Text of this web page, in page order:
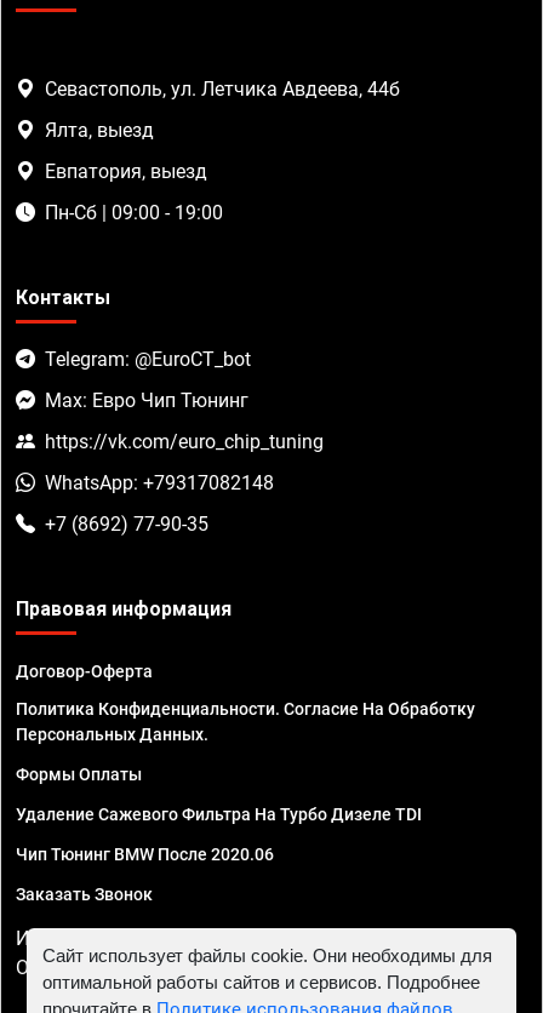
Севастополь, ул. Летчика Авдеева, 44б
Ялта, выезд
Евпатория, выезд
Пн-Сб | 09:00 - 19:00
Контакты
Telegram: @EuroCT_bot
Max: Евро Чип Тюнинг
https://vk.com/euro_chip_tuning
WhatsApp: +79317082148
+7 (8692) 77-90-35
Правовая информация
Договор-Оферта
Политика Конфиденциальности. Согласие На Обработку
Персональных Данных.
Формы Оплаты
Удаление Сажевого Фильтра На Турбо Дизеле TDI
Чип Тюнинг BMW После 2020.06
Заказать Звонок
ИП Смирнов Георгий Павлович. ИНН 781302555843,
ОГРНИП 324470400032610
Сайт использует файлы cookie. Они необходимы для
оптимальной работы сайтов и сервисов. Подробнее
прочитайте в